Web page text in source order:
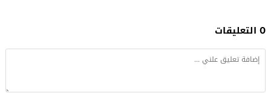
0 التعليقات